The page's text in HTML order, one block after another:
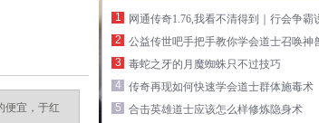
便宜，于红
1
网通传奇1.76,我看不清得到｜行会争霸
2
公益传世吧手把手教你学会道士召唤神
3
毒蛇之牙的月魔蜘蛛只不过技巧
4
传奇再现如何快速学会道士群体施毒术
5
合击英雄道士应该怎么样修炼隐身术